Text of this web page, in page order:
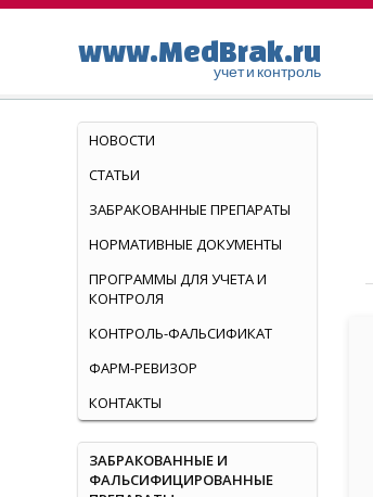
www.MedBrak.ru
учет и контроль
НОВОСТИ
СТАТЬИ
ЗАБРАКОВАННЫЕ ПРЕПАРАТЫ
НОРМАТИВНЫЕ ДОКУМЕНТЫ
ПРОГРАММЫ ДЛЯ УЧЕТА И
КОНТРОЛЯ
КОНТРОЛЬ-ФАЛЬСИФИКАТ
ФАРМ-РЕВИЗОР
КОНТАКТЫ
ЗАБРАКОВАННЫЕ И
ФАЛЬСИФИЦИРОВАННЫЕ